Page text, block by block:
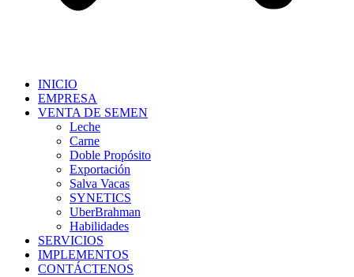
INICIO
EMPRESA
VENTA DE SEMEN
Leche
Carne
Doble Propósito
Exportación
Salva Vacas
SYNETICS
UberBrahman
Habilidades
SERVICIOS
IMPLEMENTOS
CONTÁCTENOS